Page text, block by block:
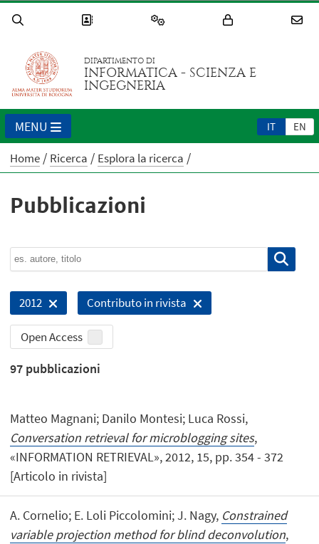
DIPARTIMENTO DI
INFORMATICA - SCIENZA E
INGEGNERIA
IT EN
MENU
Home Ricerca Esplora la ricerca
Pubblicazioni
2012 Contributo in rivista
Open Access
97 pubblicazioni
Matteo Magnani; Danilo Montesi; Luca Rossi,
Conversation retrieval for microblogging sites,
«INFORMATION RETRIEVAL», 2012, 15, pp. 354 - 372
[Articolo in rivista]
A. Cornelio; E. Loli Piccolomini; J. Nagy, Constrained
variable projection method for blind deconvolution,